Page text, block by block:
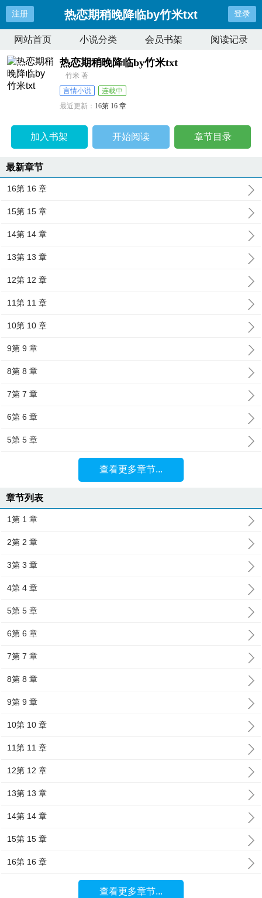
注册 热恋期稍晚降临by竹米txt 登录
网站首页 小说分类 会员书架 阅读记录
热恋期稍晚降临by竹米txt
竹米 著
言情小说
连载中
最近更新： 16第 16 章
加入书架 开始阅读 章节目录
最新章节
16第 16 章
15第 15 章
14第 14 章
13第 13 章
12第 12 章
11第 11 章
10第 10 章
9第 9 章
8第 8 章
7第 7 章
6第 6 章
5第 5 章
查看更多章节...
章节列表
1第 1 章
2第 2 章
3第 3 章
4第 4 章
5第 5 章
6第 6 章
7第 7 章
8第 8 章
9第 9 章
10第 10 章
11第 11 章
12第 12 章
13第 13 章
14第 14 章
15第 15 章
16第 16 章
查看更多章节...